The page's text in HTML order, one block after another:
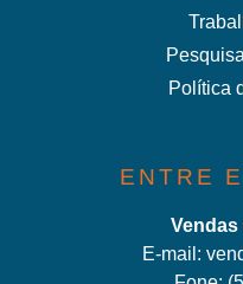
Política
ENTRE
E-mail: